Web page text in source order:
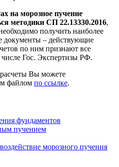
на морозное пучение
методики СП 22.13330.2016,
получить наиболее
документы – действующие
по ним признают все
Гос. Экспертизы РФ.
Вы можете
файлом по ссылке.
фундаментов
пучением
морозного пучения